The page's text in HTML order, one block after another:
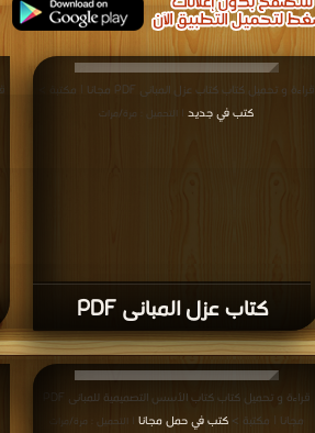
كتاب عزل المبانى PDF
قراءة و تحميل كتاب كتاب عزل المبانى PDF مجانا | مكتبة >
كتب في جديد| التحميل : مرة/مرات
مجانا | مكتبة >كتب في حمل مجانا | التحميل : مرة/مرات